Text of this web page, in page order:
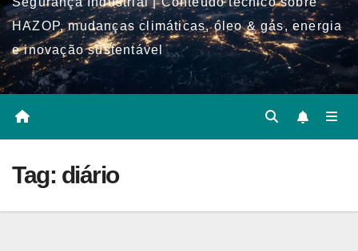
HAZOP, mudanças climáticas, óleo & gás, energia
e inovação sustentável
Tag: diário